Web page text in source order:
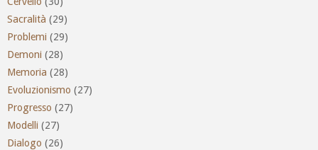
Sacralità (29)
Problemi (29)
Demoni (28)
Memoria (28)
Evoluzionismo (27)
Progresso (27)
Modelli (27)
Dialogo (26)